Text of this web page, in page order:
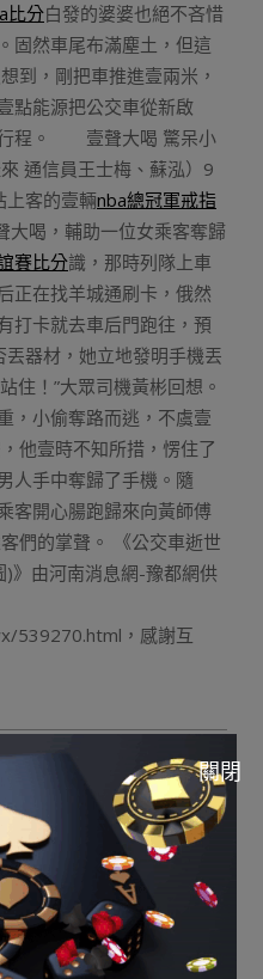
比分白發的婆婆也絕不吝惜
固然車尾布滿塵土，但這
到，剛把車推進壹兩米，
點能源把公交車從新啟
行程。 壹聲大喝 驚呆小
通信員王士梅、蘇泓）9
上客的壹輛nba總冠軍戒指
大喝，輔助一位女乘客奪歸
賽比分識，那時列隊上車
正在找羊城通刷卡，俄然
打卡就去車后門跑往，預
器材，她立地發明手機丟
住！”大眾司機黃彬回想。
，小偷奪路而逃，不虞壹
他壹時不知所措，愣住了
人手中奪歸了手機。隨
客開心腸跑歸來向黃師傅
們的掌聲。 《公交車逝世
)》由河南消息網-豫都網供
539270.html，感謝互
遷生坑92歲白叟致殞命 稱
師被質疑毀文運彩nba運
天資
關閉